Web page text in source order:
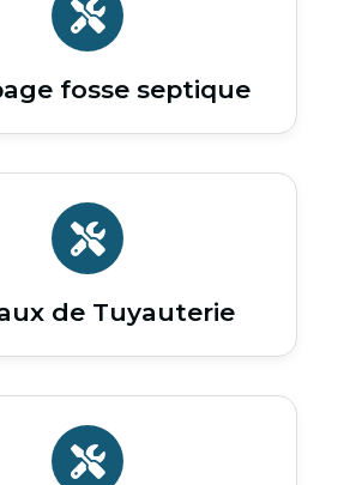
fosse septique
de Tuyauterie